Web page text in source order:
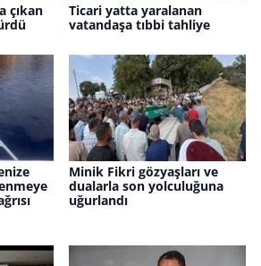
çıkan
Ticari yatta yaralanan
vatandaşa tıbbi tahliye
Minik Fikri gözyaşları ve
dualarla son yolculuğuna
uğurlandı